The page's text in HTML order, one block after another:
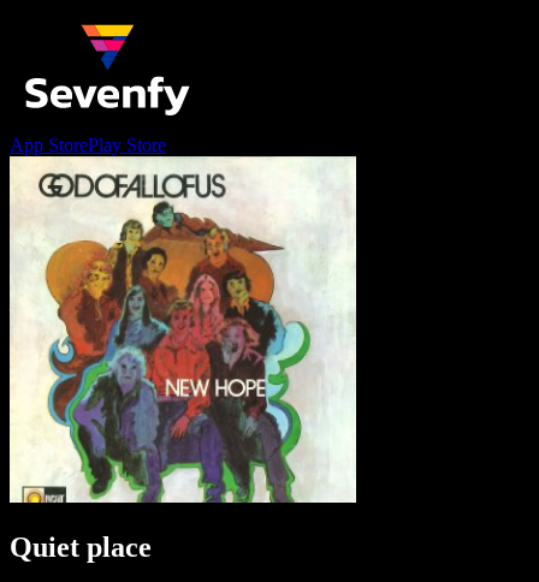
App StorePlay Store
Quiet place